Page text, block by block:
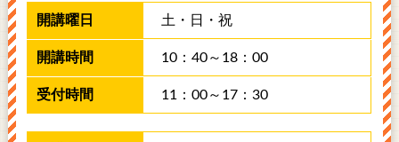
土・日・祝
10：40～18：00
11：00～17：30